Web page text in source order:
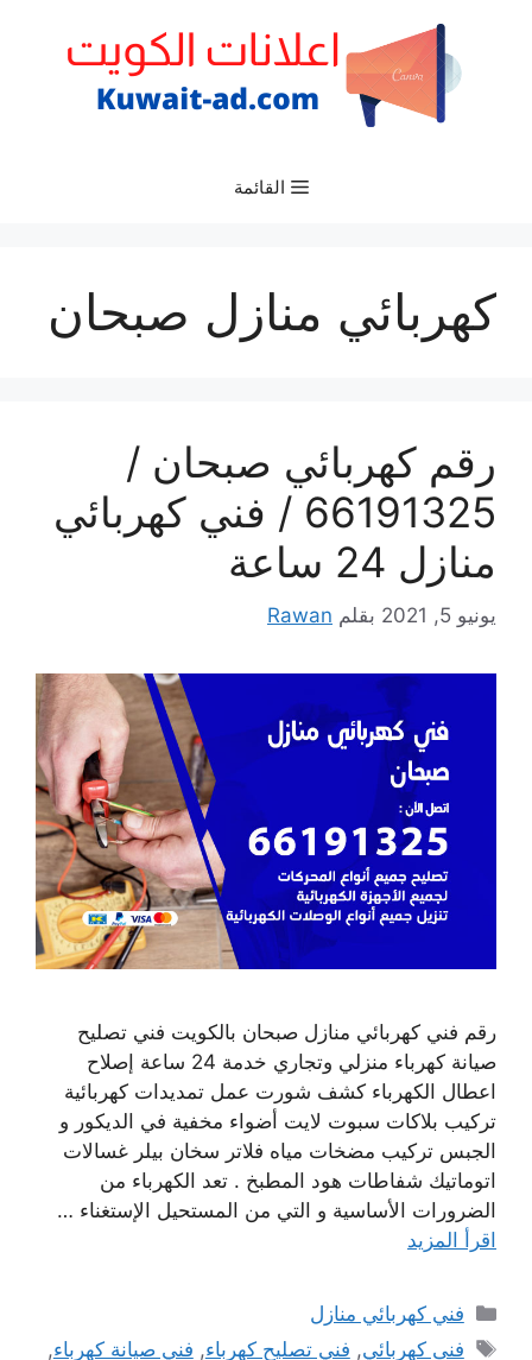
القائمة
كهربائي منازل صبحان
رقم كهربائي صبحان /
66191325‬ / فني كهربائي
منازل 24 ساعة
يونيو 5, 2021 بقلم Rawan
رقم فني كهربائي منازل صبحان بالكويت فني تصليح
صيانة كهرباء منزلي وتجاري خدمة 24 ساعة إصلاح
اعطال الكهرباء كشف شورت عمل تمديدات كهربائية
تركيب بلاكات سبوت لايت أضواء مخفية في الديكور و
الجبس تركيب مضخات مياه فلاتر سخان بيلر غسالات
اتوماتيك شفاطات هود المطبخ . تعد الكهرباء من
الضرورات الأساسية و التي من المستحيل الإستغناء …
اقرأ المزيد
التصنيفات
فني كهربائي منازل
الوسوم
فنى كهربائي, فني تصليح كهرباء, فني صيانة كهرباء,